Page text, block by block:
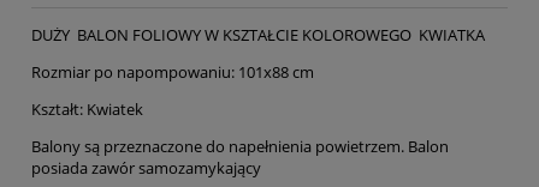
DUŻY BALON FOLIOWY W KSZTAŁCIE KOLOROWEGO KWIATKA
Rozmiar po napompowaniu: 101x88 cm
Kształt: Kwiatek
Balony są przeznaczone do napełnienia powietrzem. Balon
posiada zawór samozamykający